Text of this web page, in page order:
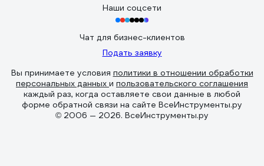
Наши соцсети
Чат для бизнес-клиентов
Подать заявку
Вы принимаете условия политики в отношении обработки
персональных данных и пользовательского соглашения
каждый раз, когда оставляете свои данные в любой
форме обратной связи на сайте ВсеИнструменты.ру
© 2006 — 2026. ВсеИнструменты.ру